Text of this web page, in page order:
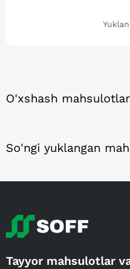
O'xshash mahsulotlar
So'ngi yuklangan
Tayyor mahsulotlar